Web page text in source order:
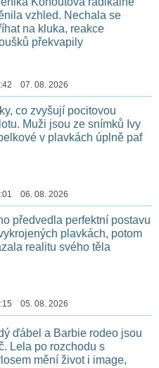
vzhled. Nechala se
na kluka, reakce
překvapily
07. 08. 2026
co zvyšují pocitovou
Muži jsou ze snímků Ivy
v plavkách úplně paf
06. 08. 2026
předvedla perfektní postavu
plavkách, potom
realitu svého těla
05. 08. 2026
ďábel a Barbie rodeo jsou
Lela po rozchodu s
mění život i image,